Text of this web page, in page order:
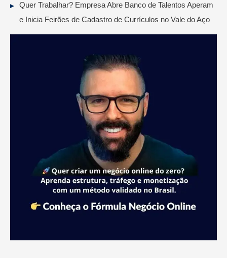
Quer Trabalhar? Empresa Abre Banco de Talentos Aperam
e Inicia Feirões de Cadastro de Currículos no Vale do Aço